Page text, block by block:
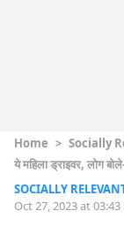
Home > Socially
ये महिला ड्राइवर, लोग
SOCIALLY
Oct 27, 2023 at 03:43